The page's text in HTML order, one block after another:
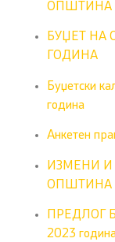
ОПШТИНА
БУЏЕТ НА
ГОДИНА
Буџетски
година
Анкетен
ИЗМЕНИ
ОПШТИНА
ПРЕДЛОГ
2023